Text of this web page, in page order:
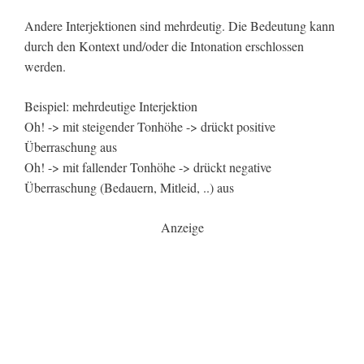
Andere Interjektionen sind mehrdeutig. Die Bedeutung kann
durch den Kontext und/oder die Intonation erschlossen
werden.
Beispiel: mehrdeutige Interjektion
Oh! -> mit steigender Tonhöhe -> drückt positive
Überraschung aus
Oh! -> mit fallender Tonhöhe -> drückt negative
Überraschung (Bedauern, Mitleid, ..) aus
Anzeige